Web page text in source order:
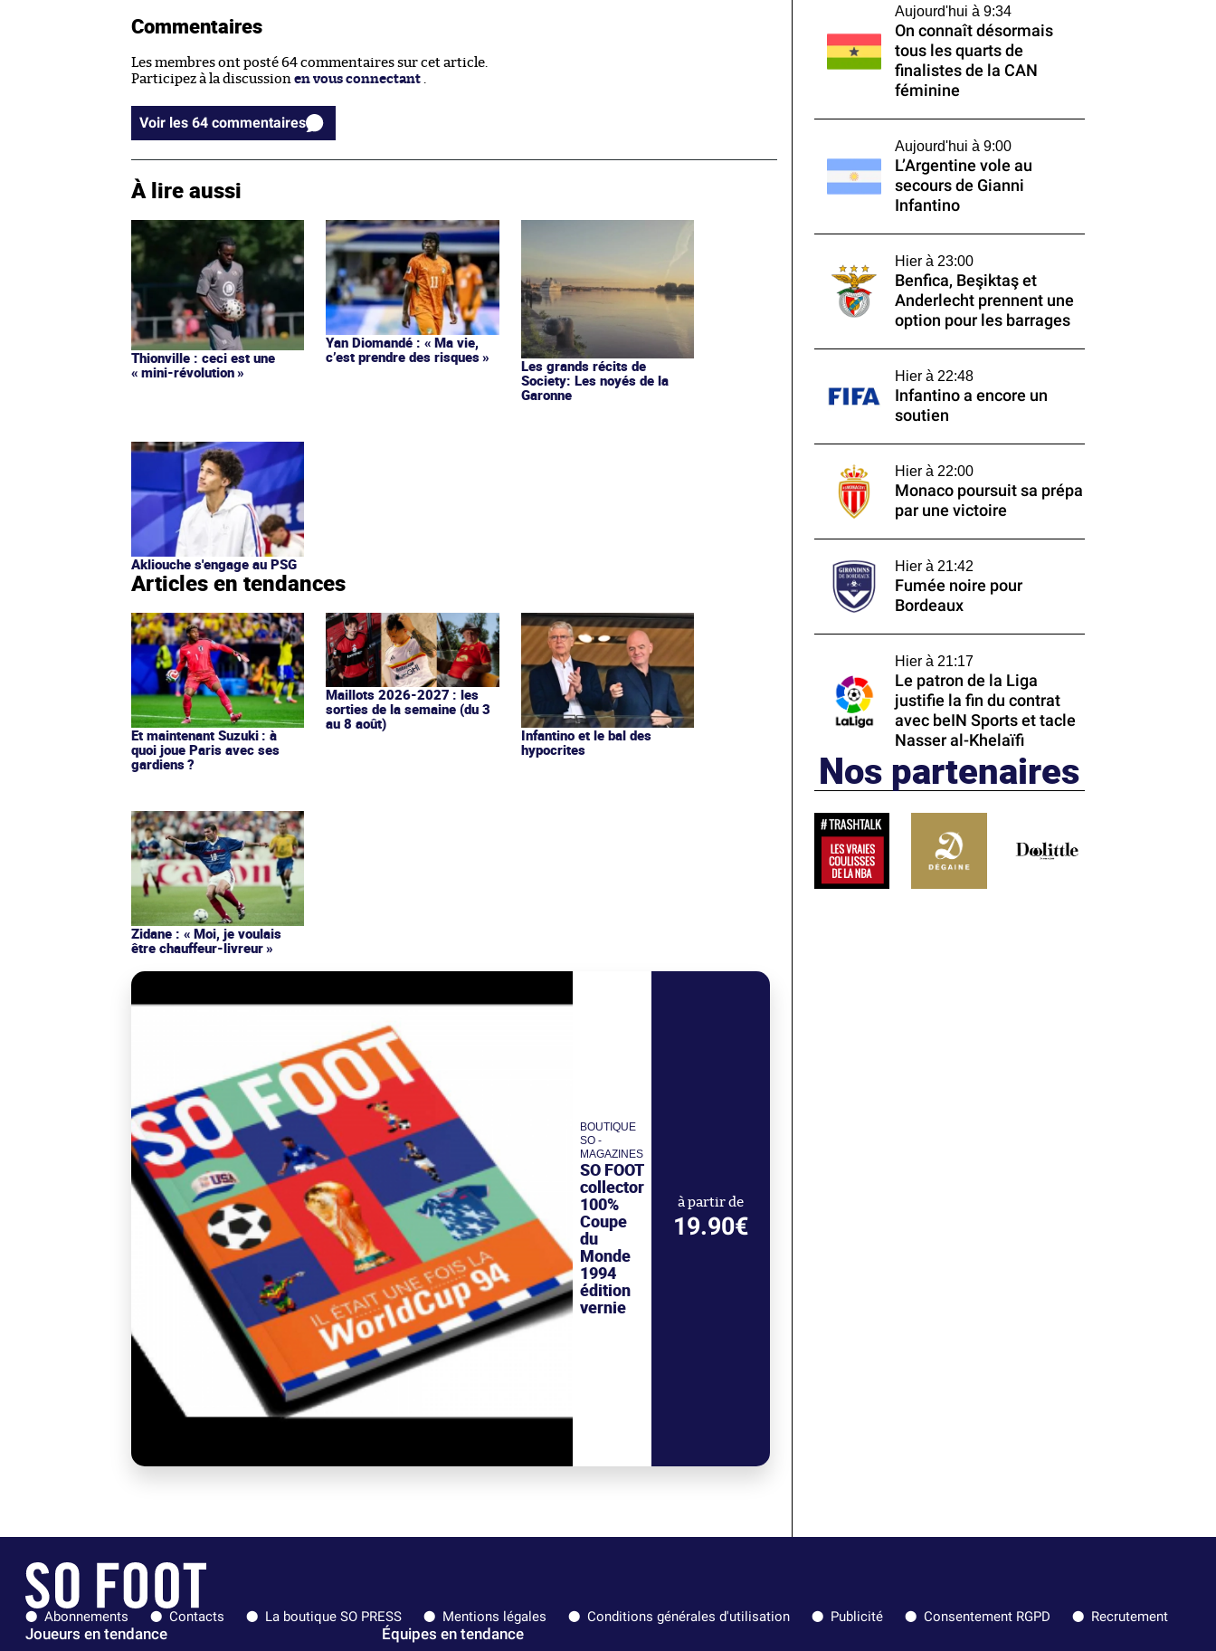
Commentaires
Les membres ont posté 64 commentaires sur cet article.
Participez à la discussion en vous connectant .
Voir les 64 commentaires
À lire aussi
Thionville : ceci est une
« mini-révolution »
Yan Diomandé : « Ma vie,
c’est prendre des risques »
Les grands récits de
Society: Les noyés de la
Garonne
Akliouche s'engage au PSG
Articles en tendances
Et maintenant Suzuki : à
quoi joue Paris avec ses
gardiens ?
Maillots 2026-2027 : les
sorties de la semaine (du 3
au 8 août)
Infantino et le bal des
hypocrites
Zidane : « Moi, je voulais
être chauffeur-livreur »
BOUTIQUE
SO -
MAGAZINES
SO FOOT
collector
100%
Coupe
du
Monde
1994
édition
vernie
à partir de
19.90€
Aujourd'hui à 9:34
On connaît désormais
tous les quarts de
finalistes de la CAN
féminine
Aujourd'hui à 9:00
L’Argentine vole au
secours de Gianni
Infantino
Hier à 23:00
Benfica, Beşiktaş et
Anderlecht prennent une
option pour les barrages
Hier à 22:48
Infantino a encore un
soutien
Hier à 22:00
Monaco poursuit sa prépa
par une victoire
Hier à 21:42
Fumée noire pour
Bordeaux
Hier à 21:17
Le patron de la Liga
justifie la fin du contrat
avec beIN Sports et tacle
Nasser al-Khelaïfi
Nos partenaires
Abonnements Contacts La boutique SO PRESS Mentions légales Conditions générales d'utilisation Publicité Consentement RGPD Recrutement
Joueurs en tendance Équipes en tendance